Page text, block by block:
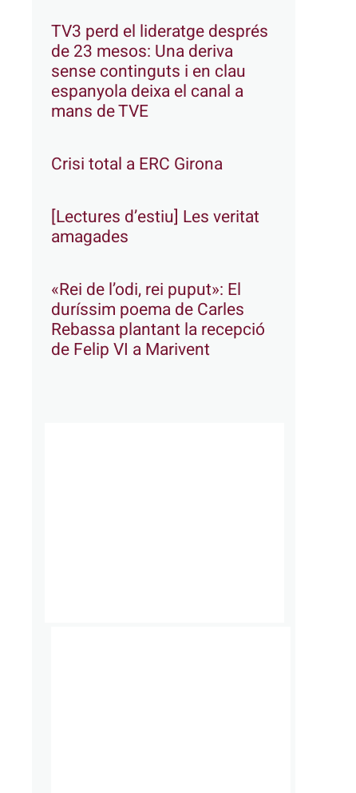
TV3 perd el lideratge després
de 23 mesos: Una deriva
sense continguts i en clau
espanyola deixa el canal a
mans de TVE
Crisi total a ERC Girona
[Lectures d’estiu] Les veritat
amagades
«Rei de l’odi, rei puput»: El
duríssim poema de Carles
Rebassa plantant la recepció
de Felip VI a Marivent